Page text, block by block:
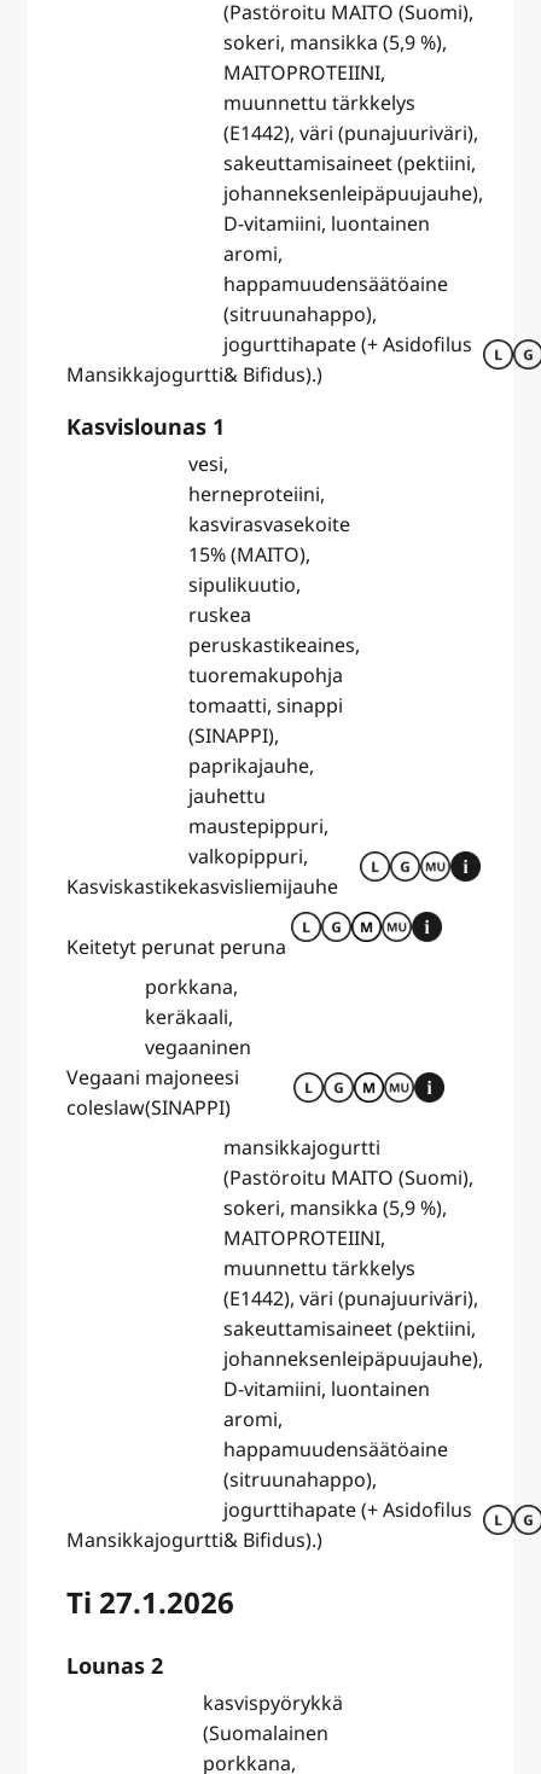
Mansikkajogurtti
(Pastöroitu MAITO (Suomi),
sokeri, mansikka (5,9 %),
MAITOPROTEIINI,
muunnettu tärkkelys
(E1442), väri (punajuuriväri),
sakeuttamisaineet (pektiini,
johanneksenleipäpuujauhe),
D-vitamiini, luontainen
aromi,
happamuudensäätöaine
(sitruunahappo),
jogurttihapate (+ Asidofilus
& Bifidus).)
Kasvislounas 1
Kasviskastike
vesi,
herneproteiini,
kasvirasvasekoite
15% (MAITO),
sipulikuutio,
ruskea
peruskastikeaines,
tuoremakupohja
tomaatti, sinappi
(SINAPPI),
paprikajauhe,
jauhettu
maustepippuri,
valkopippuri,
kasvisliemijauhe
Keitetyt perunat peruna
Vegaani
coleslaw
porkkana,
keräkaali,
vegaaninen
majoneesi
(SINAPPI)
Mansikkajogurtti
mansikkajogurtti
(Pastöroitu MAITO (Suomi),
sokeri, mansikka (5,9 %),
MAITOPROTEIINI,
muunnettu tärkkelys
(E1442), väri (punajuuriväri),
sakeuttamisaineet (pektiini,
johanneksenleipäpuujauhe),
D-vitamiini, luontainen
aromi,
happamuudensäätöaine
(sitruunahappo),
jogurttihapate (+ Asidofilus
& Bifidus).)
Ti 27.1.2026
Lounas 2
kasvispyörykkä
(Suomalainen
porkkana,